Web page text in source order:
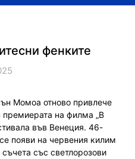
фенките
Момоа отново привлече
премиерата на филма „В
във Венеция. 46-
появи на червения килим
със светлорозови